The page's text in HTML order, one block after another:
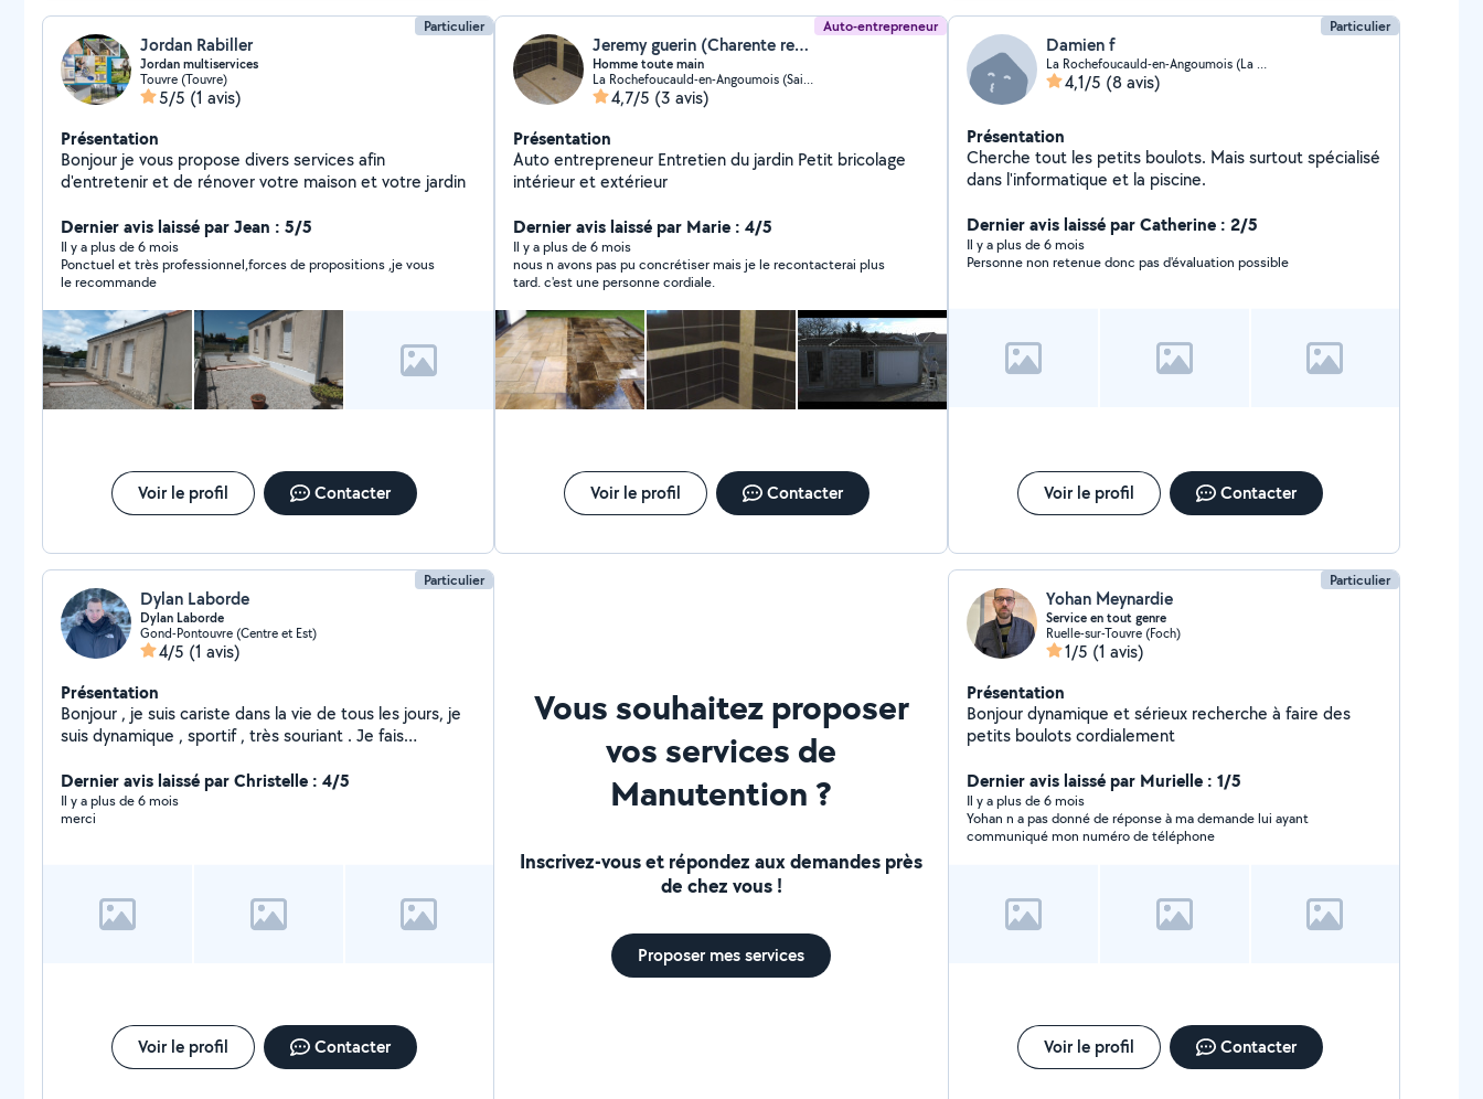
Particulier
Jordan Rabiller
Jordan multiservices
Touvre (Touvre)
5/5 (1 avis)
Présentation
Bonjour je vous propose divers services afin
d'entretenir et de rénover votre maison et votre jardin
Dernier avis laissé par Jean : 5/5
Il y a plus de 6 mois
Ponctuel et très professionnel,forces de propositions ,je vous
le recommande
Voir le profil Contacter
Auto-entrepreneur
Jeremy guerin (Charente renov'tout)
Homme toute main
La Rochefoucauld-en-Angoumois (Saint-Projet-Saint-Constant)
4,7/5 (3 avis)
Présentation
Auto entrepreneur Entretien du jardin Petit bricolage
intérieur et extérieur
Dernier avis laissé par Marie : 4/5
Il y a plus de 6 mois
nous n avons pas pu concrétiser mais je le recontacterai plus
tard. c'est une personne cordiale.
Voir le profil Contacter
Particulier
Damien f
La Rochefoucauld-en-Angoumois (La Rochefoucauld)
4,1/5 (8 avis)
Présentation
Cherche tout les petits boulots. Mais surtout spécialisé
dans l'informatique et la piscine.
Dernier avis laissé par Catherine : 2/5
Il y a plus de 6 mois
Personne non retenue donc pas d'évaluation possible
Voir le profil Contacter
Particulier
Dylan Laborde
Dylan Laborde
Gond-Pontouvre (Centre et Est)
4/5 (1 avis)
Présentation
Bonjour , je suis cariste dans la vie de tous les jours, je
suis dynamique , sportif , très souriant . Je fais
Dernier avis laissé par Christelle : 4/5
Il y a plus de 6 mois
merci
Voir le profil Contacter
Vous souhaitez proposer
vos services de
Manutention ?
Inscrivez-vous et répondez aux demandes près
de chez vous !
Proposer mes services
Particulier
Yohan Meynardie
Service en tout genre
Ruelle-sur-Touvre (Foch)
1/5 (1 avis)
Présentation
Bonjour dynamique et sérieux recherche à faire des
petits boulots cordialement
Dernier avis laissé par Murielle : 1/5
Il y a plus de 6 mois
Yohan n a pas donné de réponse à ma demande lui ayant
communiqué mon numéro de téléphone
Voir le profil Contacter